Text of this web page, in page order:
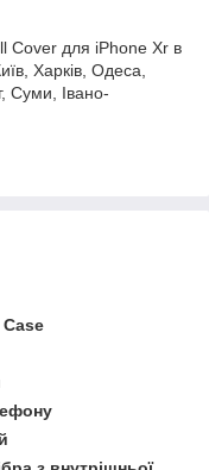
Cover для iPhone Xr в
Харків, Одеса,
Суми, Івано-